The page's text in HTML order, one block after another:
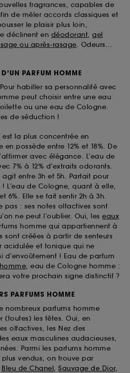
fragrances, capables de
de mêler accords classiques et
le plaisir plus loin,
déclinent en déodorant, gel
ou après-rasage. Odeurs...
PARFUM HOMME
habiller sa personnalité avec
peut choisir entre une eau
ou une eau de Cologne.
de séduction !
est la plus concentrée en
possède entre 12% et 18%. De
avec élégance. L’eau de
7% à 12% d’extraits odorants.
entre 3h et 5h. Parfait pour
! L’eau de Cologne, quant à elle,
6%. Elle se fait sentir 2h à 3h.
pas : ses notes olfactives sont
ne peut l’oublier. Oui, les eaux
homme qui appartiennent à
sont créées à partir de senteurs
acidulée et tonique qui ne
! Eau de parfum
, eau de Cologne homme :
votre prochain signe distinctif ?
PARFUMS HOMME
nombreux parfums homme
(toutes) les têtes. Oui, en
olfactives, les Nez des
eaux masculines audacieuses,
Parmi les parfums homme
vendus, on trouve par
Bleu de Chanel, Sauvage de Dior,